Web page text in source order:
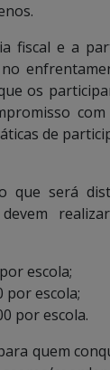
fiscal e a
os
de
que será
devem
escola;
por escola;
por escola.
quem